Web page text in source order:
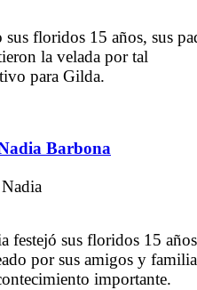
floridos 15 años, sus
la velada por tal
para Gilda.
Barbona
festejó sus floridos 15
por sus amigos y
importante.